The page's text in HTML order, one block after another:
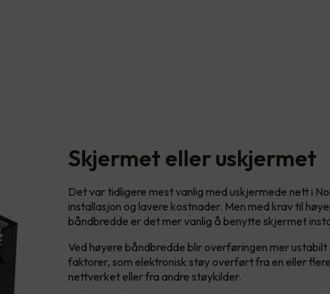
Skjermet eller uskjermet
Det var tidligere mest vanlig med uskjermede nett i
installasjon og lavere kostnader. Men med krav til
båndbredde er det mer vanlig å benytte skjermet
Ved høyere båndbredde blir overføringen mer
faktorer, som elektronisk støy overført fra en eller
nettverket eller fra andre støykilder.